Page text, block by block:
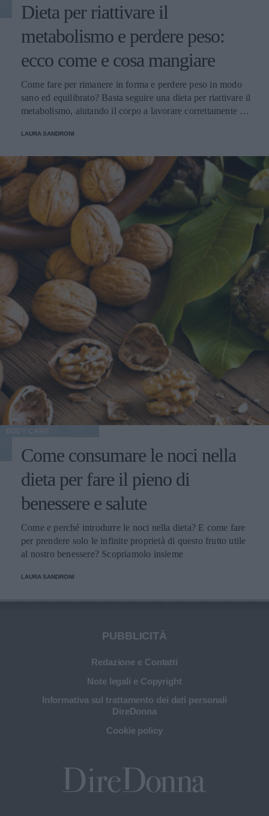
Dieta per riattivare il
metabolismo e perdere peso:
ecco come e cosa mangiare
Come fare per rimanere in forma e perdere peso in modo
sano ed equilibrato? Basta seguire una dieta per riattivare il
metabolismo, aiutando il corpo a lavorare correttamente e
LAURA SANDRONI
Come consumare le noci nella
dieta per fare il pieno di
benessere e salute
Come e perché introdurre le noci nella dieta? E come fare
per prendere solo le infinite proprietà di questo frutto utile
al nostro benessere? Scopriamolo insieme
LAURA SANDRONI
PUBBLICITÀ
Redazione e Contatti
Note legali e Copyright
Informativa sul trattamento dei dati personali
DireDonna
Cookie policy